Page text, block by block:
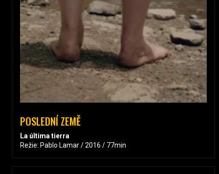
POSLEDNÍ ZEMĚ
La última tierra
Režie: Pablo Lamar / 2016 / 77min